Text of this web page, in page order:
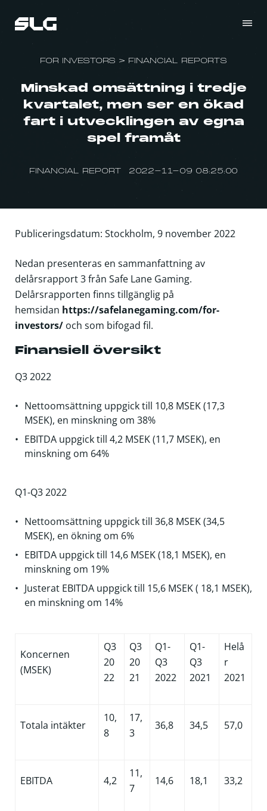
FOR INVESTORS > FINANCIAL REPORTS
Minskad omsättning i tredje
kvartalet, men ser en ökad
fart i utvecklingen av egna
spel framåt
FINANCIAL REPORT 2022-11-09 08:25:00
Publiceringsdatum: Stockholm, 9 november 2022
Nedan presenteras en sammanfattning av
delårsrapport 3 från Safe Lane Gaming.
Delårsrapporten finns tillgänglig på
hemsidan https://safelanegaming.com/for-
investors/och som bifogad fil.
Finansiell översikt
Q3 2022
Nettoomsättning uppgick till 10,8 MSEK (17,3
MSEK), en minskning om 38%
EBITDA uppgick till 4,2 MSEK (11,7 MSEK), en
minskning om 64%
Q1-Q3 2022
Nettoomsättning uppgick till 36,8 MSEK (34,5
MSEK), en ökning om 6%
EBITDA uppgick till 14,6 MSEK (18,1 MSEK), en
minskning om 19%
Justerat EBITDA uppgick till 15,6 MSEK ( 18,1 MSEK),
en minskning om 14%
Koncernen
(MSEK)
Q3
20
22
Q3
20
21
Q1-
Q3
2022
Q1-
Q3
2021
Helå
r
2021
Totala intäkter
10,
8
17,
3
36,8 34,5 57,0
EBITDA 4,2
11,
7
14,6 18,1 33,2